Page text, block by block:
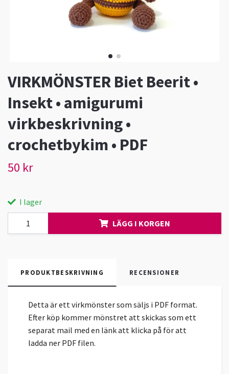
VIRKMÖNSTER Biet Beerit •
Insekt • amigurumi
virkbeskrivning •
crochetbykim • PDF
50 kr
I lager
LÄGG I KORGEN
PRODUKTBESKRIVNING RECENSIONER
Detta är ett virkmönster som säljs i PDF format.
Efter köp kommer mönstret att skickas som ett
separat mail med en länk att klicka på för att
ladda ner PDF filen.